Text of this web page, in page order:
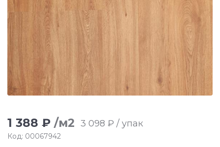
1 388 ₽ /м2 3 098 ₽ / упак
Код: 00067942